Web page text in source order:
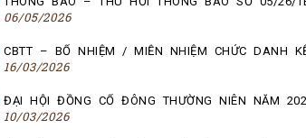
06/05/2026
CBTT – BỔ NHIỆM / MIỄN NHIỆM CHỨC DANH
16/03/2026
ĐẠI HỘI ĐỒNG CỔ ĐÔNG THƯỜNG NIÊN NĂM
10/03/2026